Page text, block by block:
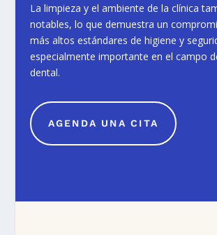
La limpieza y el ambiente de la clínica
notables, lo que demuestra un
más altos estándares de higiene y
especialmente importante en el campo
dental.
AGENDA UNA CITA